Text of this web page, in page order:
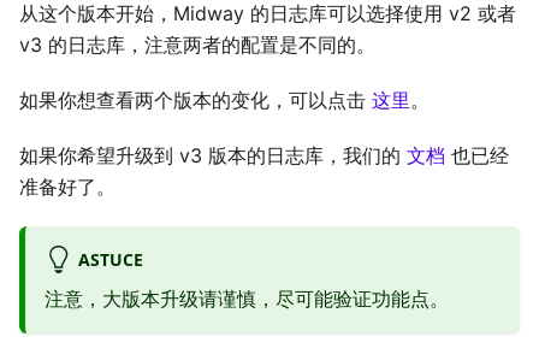
从这个版本开始，Midway 的日志库可以选择使用 v2 或者
v3 的日志库，注意两者的配置是不同的。
如果你想查看两个版本的变化，可以点击 这里。
如果你希望升级到 v3 版本的日志库，我们的 文档 也已经
准备好了。
ASTUCE
注意，大版本升级请谨慎，尽可能验证功能点。